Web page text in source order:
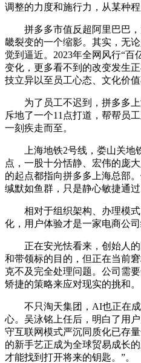
调整的力度和施行力，从某种
拼多多市值反超阿里巴巴，
畿裂变的一个缩影。其实，无
觉到逼近。2023年全网风行“百
变化，更多看不到的改变发生
技立异以至员工心态、文化价值
为了员工不迟到，拼多多上
斥地了一个11点打道，帮帮员
一刻疾走而至。
上海地铁2号线，娄山关地铁
点，一股十分恬静、宏伟的庞
的起点都指向拼多多上海总部
缄默如鱼群，只是静心敏捷通过
相对于组织架构、办理模式
化，用户体验才是一家电商公
正在安光怯看来，创始人的
和带领标的目的，但正在当前
克不及完全处理问题。公司需
矫捷的策略来应对现实的挑和。
不只淘天集团，AI也正在成
心。吴泳铭上任后，明白了用
守互联网模式严沉同质化已存
的新手艺正成为全球贸易成长
才能找到打开将来的钥匙。”。